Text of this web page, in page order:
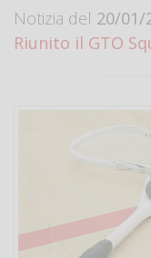
Notizia del 20/01/
Riunito il GTO